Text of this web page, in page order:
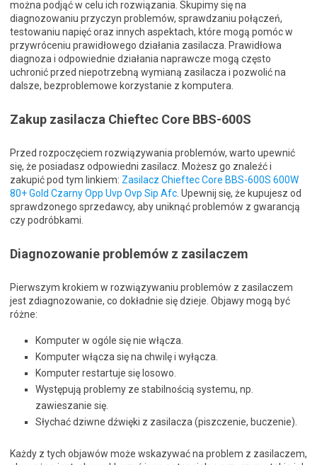
można podjąć w celu ich rozwiązania. Skupimy się na
diagnozowaniu przyczyn problemów, sprawdzaniu połączeń,
testowaniu napięć oraz innych aspektach, które mogą pomóc w
przywróceniu prawidłowego działania zasilacza. Prawidłowa
diagnoza i odpowiednie działania naprawcze mogą często
uchronić przed niepotrzebną wymianą zasilacza i pozwolić na
dalsze, bezproblemowe korzystanie z komputera.
Zakup zasilacza Chieftec Core BBS-600S
Przed rozpoczęciem rozwiązywania problemów, warto upewnić
się, że posiadasz odpowiedni zasilacz. Możesz go znaleźć i
zakupić pod tym linkiem: Zasilacz Chieftec Core BBS-600S 600W
80+ Gold Czarny Opp Uvp Ovp Sip Afc . Upewnij się, że kupujesz od
sprawdzonego sprzedawcy, aby uniknąć problemów z gwarancją
czy podróbkami.
Diagnozowanie problemów z zasilaczem
Pierwszym krokiem w rozwiązywaniu problemów z zasilaczem
jest zdiagnozowanie, co dokładnie się dzieje. Objawy mogą być
różne:
Komputer w ogóle się nie włącza.
Komputer włącza się na chwilę i wyłącza.
Komputer restartuje się losowo.
Występują problemy ze stabilnością systemu, np.
zawieszanie się.
Słychać dziwne dźwięki z zasilacza (piszczenie, buczenie).
Każdy z tych objawów może wskazywać na problem z zasilaczem,